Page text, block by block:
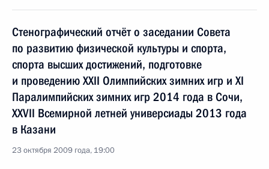
Стенографический отчёт о заседании Совета
по развитию физической культуры и спорта,
спорта высших достижений, подготовке
и проведению XXII Олимпийских зимних игр и XI
Паралимпийских зимних игр 2014 года в Сочи,
XXVII Всемирной летней универсиады 2013 года
в Казани
23 октября 2009 года, 19:00